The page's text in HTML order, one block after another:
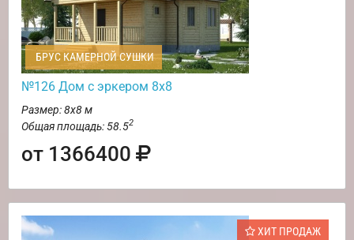
БРУС КАМЕРНОЙ СУШКИ
№126 Дом с эркером 8х8
Размер: 8х8 м
Общая площадь: 58.52
от 1366400
ХИТ ПРОДАЖ